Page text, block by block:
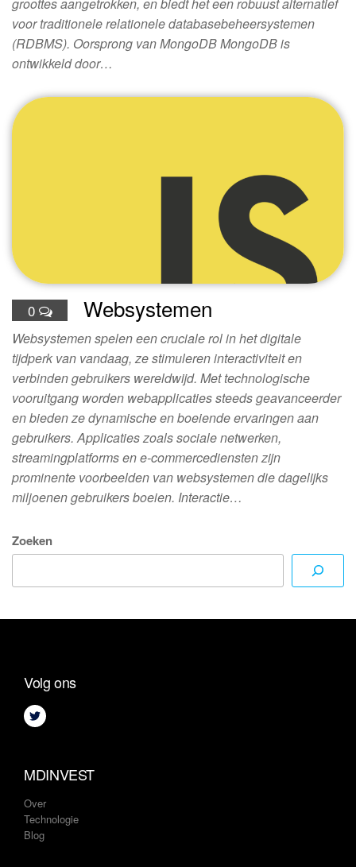
voor traditionele relationele databasebeheersystemen
(RDBMS). Oorsprong van MongoDB MongoDB is
ontwikkeld door…
0 Websystemen
Websystemen spelen een cruciale rol in het digitale
tijdperk van vandaag, ze stimuleren interactiviteit en
verbinden gebruikers wereldwijd. Met technologische
vooruitgang worden webapplicaties steeds geavanceerder
en bieden ze dynamische en boeiende ervaringen aan
gebruikers. Applicaties zoals sociale netwerken,
streamingplatforms en e-commercediensten zijn
prominente voorbeelden van websystemen die dagelijks
miljoenen gebruikers boeien. Interactie…
Zoeken
Volg ons
MDINVEST
Over
Technologie
Blog